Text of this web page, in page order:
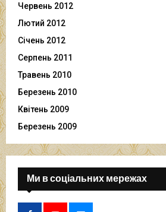
Червень 2012
Лютий 2012
Січень 2012
Серпень 2011
Травень 2010
Березень 2010
Квітень 2009
Березень 2009
Ми в соціальних мережах